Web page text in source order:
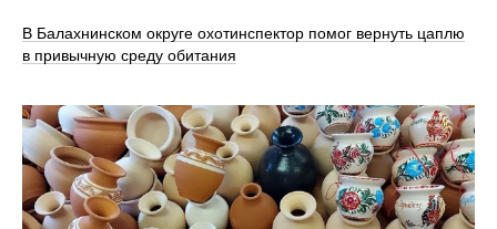
В Балахнинском округе охотинспектор помог вернуть цаплю
в привычную среду обитания